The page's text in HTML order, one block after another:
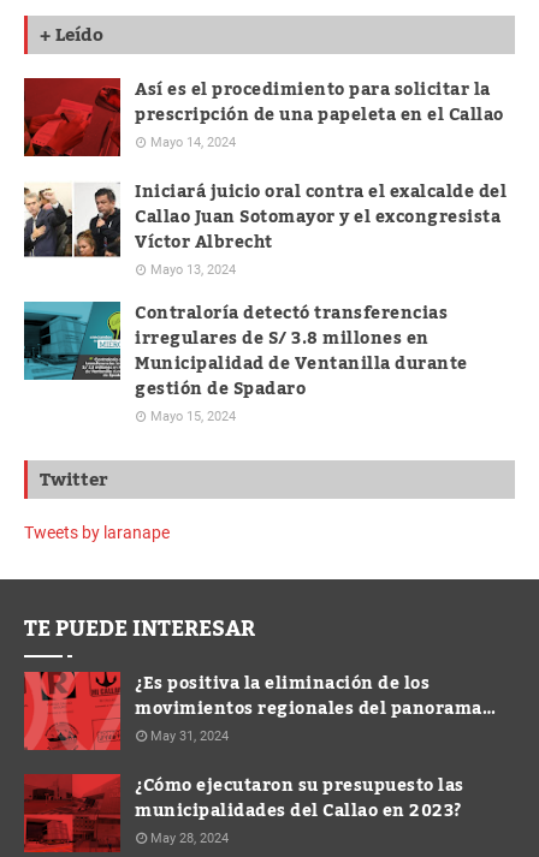
+ Leído
Así es el procedimiento para solicitar la
prescripción de una papeleta en el Callao
Mayo 14, 2024
Iniciará juicio oral contra el exalcalde del
Callao Juan Sotomayor y el excongresista
Víctor Albrecht
Mayo 13, 2024
Contraloría detectó transferencias
irregulares de S/ 3.8 millones en
Municipalidad de Ventanilla durante
gestión de Spadaro
Mayo 15, 2024
Twitter
Tweets by laranape
TE PUEDE INTERESAR
¿Es positiva la eliminación de los
movimientos regionales del panorama
electoral?
May 31, 2024
¿Cómo ejecutaron su presupuesto las
municipalidades del Callao en 2023?
May 28, 2024